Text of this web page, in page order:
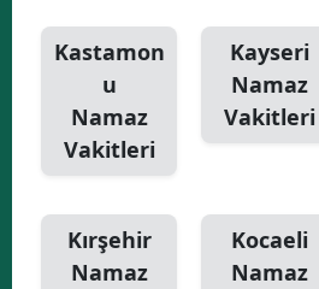
Kastamon
u
Namaz
Vakitleri
Kayseri
Namaz
Vakitleri
Kırşehir
Namaz
Kocaeli
Namaz